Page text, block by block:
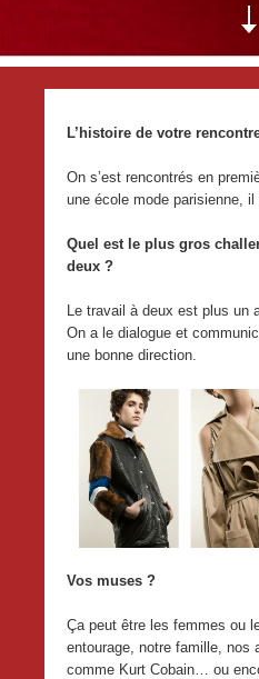
L’histoire de votre
On s’est rencontrés en
une école mode parisienne,
Quel est le plus gros
deux ?
Le travail à deux est plus un
On a le dialogue et
une bonne direction.
Vos muses ?
Ça peut être les femmes ou
entourage, notre famille, nos
comme Kurt Cobain… ou